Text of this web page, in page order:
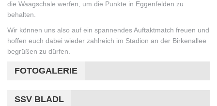
die Waagschale werfen, um die Punkte in Eggenfelden zu
behalten.
Wir können uns also auf ein spannendes Auftaktmatch freuen und
hoffen euch dabei wieder zahlreich im Stadion an der Birkenallee
begrüßen zu dürfen.
FOTOGALERIE
SSV BLADL